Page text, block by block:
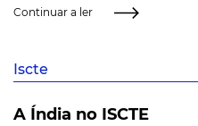
Continuar a ler
Iscte
A Índia no ISCTE